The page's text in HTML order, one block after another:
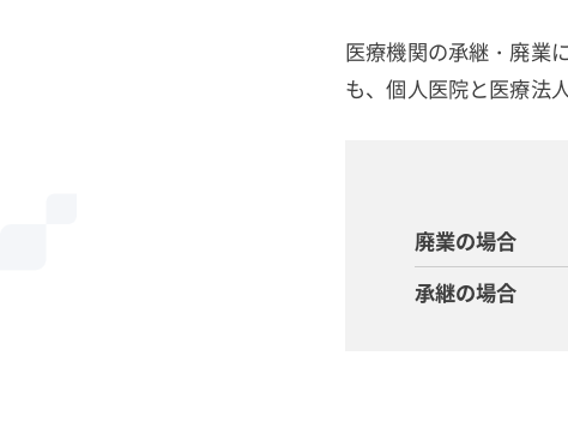
医療機関の承継・廃業
も、個人医院と医療法
廃業の場合
承継の場合